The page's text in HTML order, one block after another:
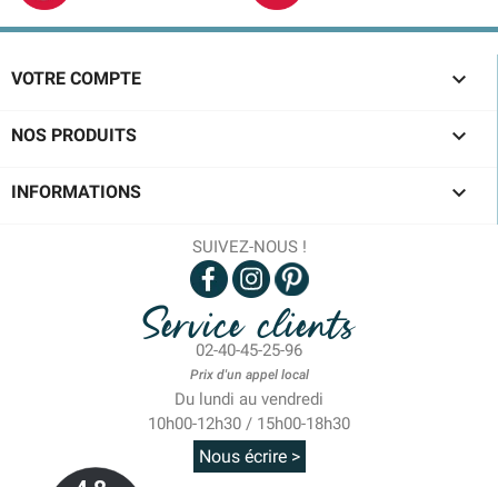
VOTRE COMPTE 
NOS PRODUITS 
INFORMATIONS 
SUIVEZ-NOUS !
Service clients
02-40-45-25-96
Prix d'un appel local
Du lundi au vendredi
10h00-12h30 / 15h00-18h30
Nous écrire >